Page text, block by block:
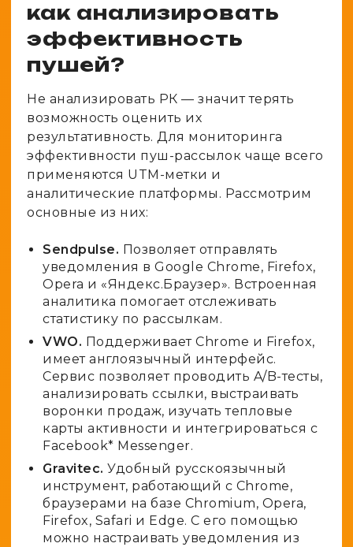
как анализировать
эффективность
пушей?
Не анализировать РК — значит терять
возможность оценить их
результативность. Для мониторинга
эффективности пуш-рассылок чаще всего
применяются UTM-метки и
аналитические платформы. Рассмотрим
основные из них:
Sendpulse. Позволяет отправлять
уведомления в Google Chrome, Firefox,
Opera и «Яндекс.Браузер». Встроенная
аналитика помогает отслеживать
статистику по рассылкам.
VWO. Поддерживает Chrome и Firefox,
имеет англоязычный интерфейс.
Сервис позволяет проводить A/B-тесты,
анализировать ссылки, выстраивать
воронки продаж, изучать тепловые
карты активности и интегрироваться с
Facebook* Messenger.
Gravitec. Удобный русскоязычный
инструмент, работающий с Chrome,
браузерами на базе Chromium, Opera,
Firefox, Safari и Edge. С его помощью
можно настраивать уведомления из